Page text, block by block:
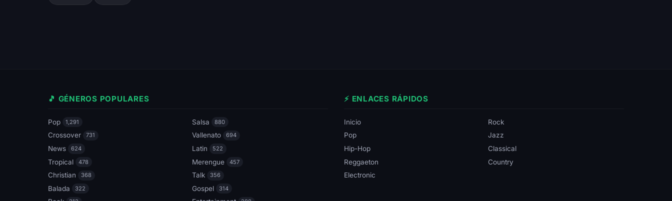
🎵 GÉNEROS POPULARES
Pop 1,291 Salsa 880
Crossover 731 Vallenato 694
News 624 Latin 522
Tropical 478 Merengue 457
Christian 368 Talk 356
Balada 322 Gospel 314
⚡ ENLACES RÁPIDOS
Inicio
Rock
Pop
Jazz
Hip-Hop
Classical
Reggaeton
Country
Electronic